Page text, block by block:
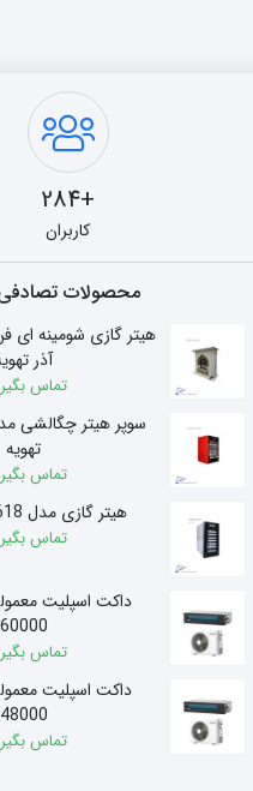
+284
کاربران
محصولات
آذر
تماس
تهویه
تماس
هیتر گازی مدل A618 آذر تهویه
تماس
داکت اسپلیت
60000
تماس
داکت اسپلیت
48000
تماس